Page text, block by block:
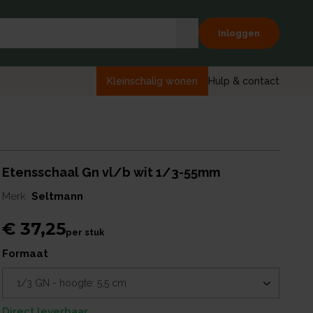
Inloggen
Kleinschalig wonen Hulp & contact
Etensschaal Gn vl/b wit 1/3-55mm
Merk Seltmann
€ 37,25per stuk
formaat